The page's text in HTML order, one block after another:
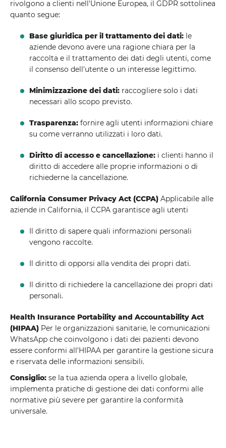
rivolgono a clienti nell'Unione Europea, il GDPR sottolinea
quanto segue:
Base giuridica per il trattamento dei dati: le
aziende devono avere una ragione chiara per la
raccolta e il trattamento dei dati degli utenti, come
il consenso dell'utente o un interesse legittimo.
Minimizzazione dei dati: raccogliere solo i dati
necessari allo scopo previsto.
Trasparenza: fornire agli utenti informazioni chiare
su come verranno utilizzati i loro dati.
Diritto di accesso e cancellazione: i clienti hanno il
diritto di accedere alle proprie informazioni o di
richiederne la cancellazione.
California Consumer Privacy Act (CCPA) Applicabile alle
aziende in California, il CCPA garantisce agli utenti
Il diritto di sapere quali informazioni personali
vengono raccolte.
Il diritto di opporsi alla vendita dei propri dati.
Il diritto di richiedere la cancellazione dei propri dati
personali.
Health Insurance Portability and Accountability Act
(HIPAA) Per le organizzazioni sanitarie, le comunicazioni
WhatsApp che coinvolgono i dati dei pazienti devono
essere conformi all'HIPAA per garantire la gestione sicura
e riservata delle informazioni sensibili.
Consiglio: se la tua azienda opera a livello globale,
implementa pratiche di gestione dei dati conformi alle
normative più severe per garantire la conformità
universale.